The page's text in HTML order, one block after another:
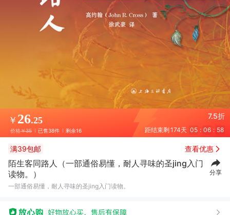
￥ 26.25
价格￥35 已售38件 剩余16
7.5折
距结束剩 174天 05 : 06 : 57
满39包邮 查看优惠
陌生客同路人（一部通俗易懂，耐人寻味的圣jing入门
读物。）
一部通俗易懂，耐人寻味的圣jing入门读物。
分享
林* 10月21日买了1件 去下单
A*i